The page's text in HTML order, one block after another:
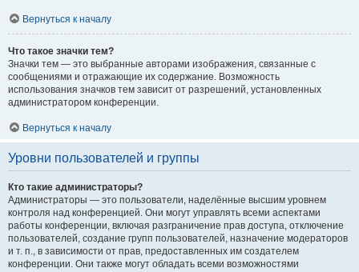
Вернуться к началу
Что такое значки тем?
Значки тем — это выбранные авторами изображения, связанные с
сообщениями и отражающие их содержание. Возможность
использования значков тем зависит от разрешений, установленных
администратором конференции.
Вернуться к началу
Уровни пользователей и группы
Кто такие администраторы?
Администраторы — это пользователи, наделённые высшим уровнем
контроля над конференцией. Они могут управлять всеми аспектами
работы конференции, включая разграничение прав доступа, отключение
пользователей, создание групп пользователей, назначение модераторов
и т. п., в зависимости от прав, предоставленных им создателем
конференции. Они также могут обладать всеми возможностями